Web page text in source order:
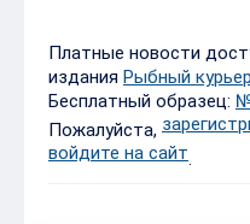
Платные новости
издания Рыбный
Бесплатный образец:
Пожалуйста,
войдите на сайт.